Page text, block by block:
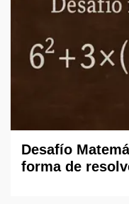
Desafío
forma de